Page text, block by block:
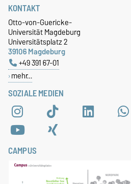
SOZIALE MEDIEN
KONTAKT
Otto-von-Guericke-
Universität Magdeburg
Universitätsplatz 2
39106 Magdeburg
+49 391 67-01
mehr…
CAMPUS